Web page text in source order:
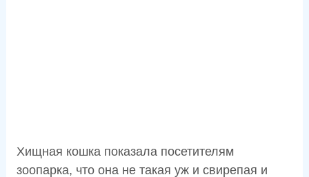
Хищная кошка показала посетителям
зоопарка, что она не такая уж и свирепая и